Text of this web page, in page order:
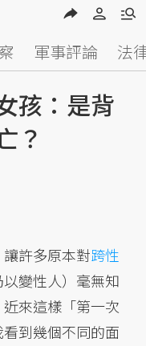
軍事評論 法
孩：是背
？
許多原本對跨性
變性人）毫無知
來這樣「第一次
到幾個不同的面